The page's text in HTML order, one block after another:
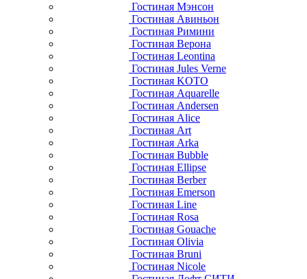
Гостиная Мэнсон
Гостиная Авиньон
Гостиная Римини
Гостиная Верона
Гостиная Leontina
Гостиная Jules Verne
Гостиная KOTO
Гостиная Aquarelle
Гостиная Andersen
Гостиная Alice
Гостиная Art
Гостиная Arka
Гостиная Bubble
Гостиная Ellipse
Гостиная Berber
Гостиная Emerson
Гостиная Line
Гостиная Rosa
Гостиная Gouache
Гостиная Olivia
Гостиная Bruni
Гостиная Nicole